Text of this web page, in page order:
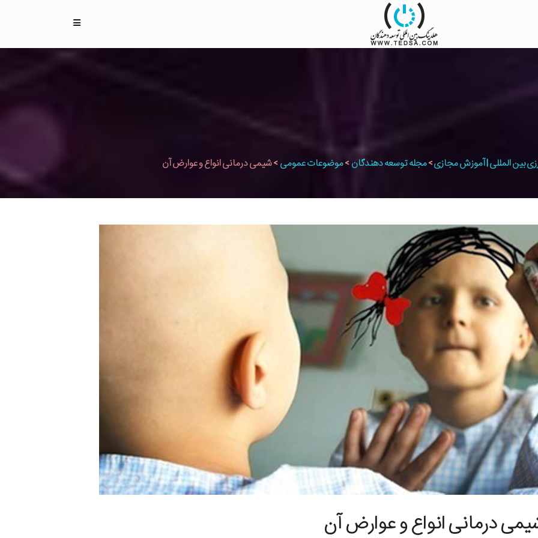
بین المللی | آموزش مجازی>مجله توسعه دهندگان >موضوعات عمومی >شیمی درمانی انواع و عوارض آن
درمانی انواع و عوارض آن